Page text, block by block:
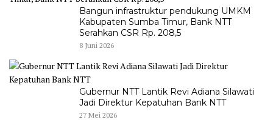
Bangun infrastruktur pendukung UMKM
Kabupaten Sumba Timur, Bank NTT
Serahkan CSR Rp. 208,5
8 Juni 2026
Gubernur NTT Lantik Revi Adiana Silawati
Jadi Direktur Kepatuhan Bank NTT
27 Mei 2026